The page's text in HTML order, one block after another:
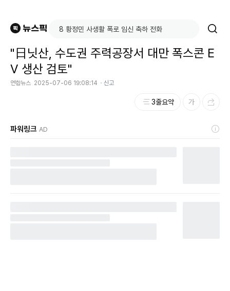
"日닛산, 수도권 주력공장서 대만 폭스콘 E
V 생산 검토"
연합뉴스 2025-07-06 19:08:14 신고
3줄요약
파워링크 AD